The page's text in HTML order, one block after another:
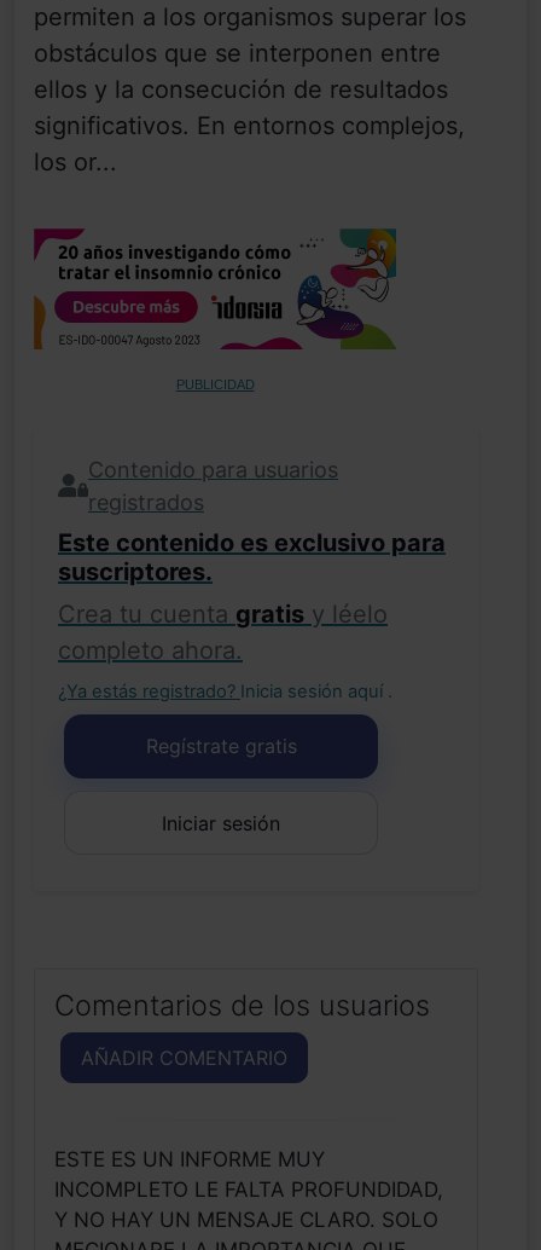
permiten a los organismos superar los
obstáculos que se interponen entre
ellos y la consecución de resultados
significativos. En entornos complejos,
los or...
PUBLICIDAD
Contenido para usuarios
registrados
Este contenido es exclusivo para
suscriptores.
Crea tu cuenta gratis y léelo
completo ahora.
¿Ya estás registrado? Inicia sesión aquí .
Regístrate gratis
Iniciar sesión
Comentarios de los usuarios
AÑADIR COMENTARIO
ESTE ES UN INFORME MUY
INCOMPLETO LE FALTA PROFUNDIDAD,
Y NO HAY UN MENSAJE CLARO. SOLO